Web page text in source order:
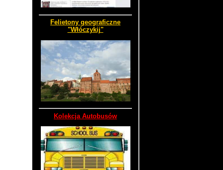
Felietony geograficzne
"Włóczykij"
Kolekcja Autobusów